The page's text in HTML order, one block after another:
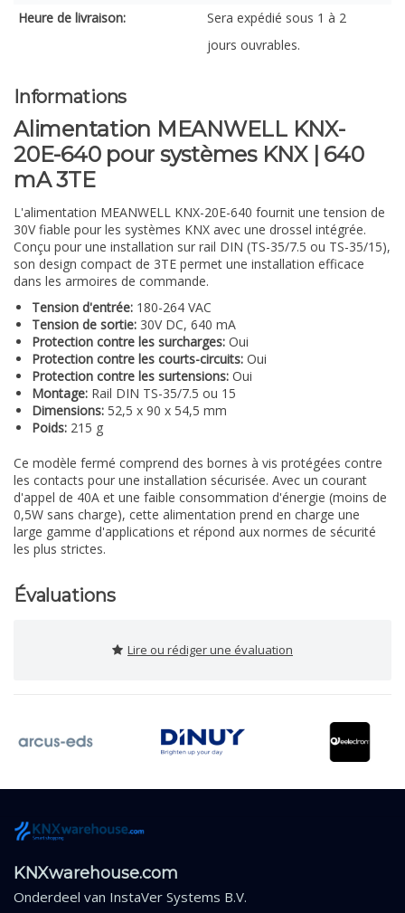
Heure de livraison:
Sera expédié sous 1 à 2
jours ouvrables.
Informations
Alimentation MEANWELL KNX-
20E-640 pour systèmes KNX | 640
mA 3TE
L'alimentation MEANWELL KNX-20E-640 fournit une tension de
30V fiable pour les systèmes KNX avec une drossel intégrée.
Conçu pour une installation sur rail DIN (TS-35/7.5 ou TS-35/15),
son design compact de 3TE permet une installation efficace
dans les armoires de commande.
Tension d'entrée: 180-264 VAC
Tension de sortie: 30V DC, 640 mA
Protection contre les surcharges: Oui
Protection contre les courts-circuits: Oui
Protection contre les surtensions: Oui
Montage: Rail DIN TS-35/7.5 ou 15
Dimensions: 52,5 x 90 x 54,5 mm
Poids: 215 g
Ce modèle fermé comprend des bornes à vis protégées contre
les contacts pour une installation sécurisée. Avec un courant
d'appel de 40A et une faible consommation d'énergie (moins de
0,5W sans charge), cette alimentation prend en charge une
large gamme d'applications et répond aux normes de sécurité
les plus strictes.
Évaluations
Lire ou rédiger une évaluation
KNXwarehouse.com
Onderdeel van InstaVer Systems B.V.